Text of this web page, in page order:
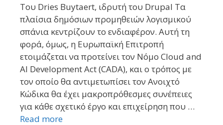
Του Dries Buytaert, ιδρυτή του Drupal Τα
πλαίσια δημόσιων προμηθειών λογισμικού
σπάνια κεντρίζουν το ενδιαφέρον. Αυτή τη
φορά, όμως, η Ευρωπαϊκή Επιτροπή
ετοιμάζεται να προτείνει τον Νόμο Cloud and
AI Development Act (CADA), και ο τρόπος με
τον οποίο θα αντιμετωπίσει τον Ανοιχτό
Κώδικα θα έχει μακροπρόθεσμες συνέπειες
για κάθε σχετικό έργο και επιχείρηση που …
Read more